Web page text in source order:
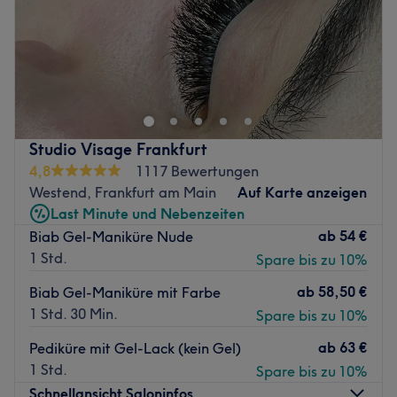
Geschlossen
Ihr Kosmetikstudio "1A Glow Concept" in Frankfurt,
Westend. Hier dreht sich alles um kosmetisch-
medizinische Behandlungen, die zu einem ebenmäßigen
Hautbild und perfekten Konturen beitragen. Dazu kannst
du dir eine traumhaft entspannende Massage buchen
und neue Energie tanken. Deinen Wunschtermin
bekommst du einfach und bequem online oder per App
mit Treatwell!
Nächste öffentliche Verkehrsmittel:
Die S-Bahnstation Frankfurt (Main) Taunusanlage und die
einige der Haltestellen, die sich unweit des Studios
befinden.
Das Team:
Das Team des Studios setzt sich aus wahren Expert*innen
Studio Visage Frankfurt
4,8
1117 Bewertungen
Westend, Frankfurt am Main
Auf Karte anzeigen
Last Minute und Nebenzeiten
Biab Gel-Maniküre Nude
1 Std.
ab 54 €
Spare bis zu 10%
Biab Gel-Maniküre mit Farbe
1 Std. 30 Min.
ab 58,50 €
Spare bis zu 10%
Pediküre mit Gel-Lack (kein Gel)
1 Std.
ab 63 €
Spare bis zu 10%
Schnellansicht Saloninfos